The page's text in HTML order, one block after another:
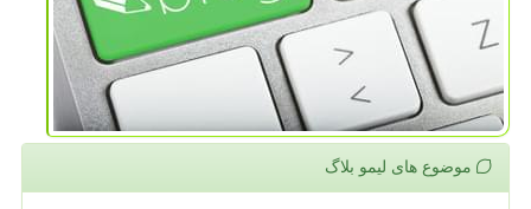
موضوع های لیمو بلاگ